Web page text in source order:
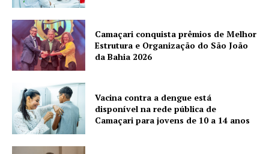
Camaçari conquista prêmios de Melhor
Estrutura e Organização do São João
da Bahia 2026
Vacina contra a dengue está
disponível na rede pública de
Camaçari para jovens de 10 a 14 anos